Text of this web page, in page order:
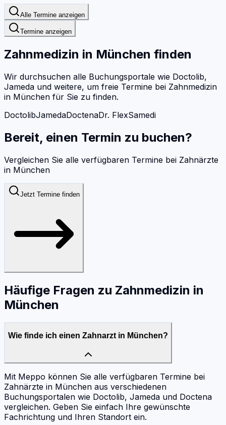
Alle Termine anzeigen
Termine anzeigen
Zahnmedizin in München finden
Wir durchsuchen alle Buchungsportale wie Doctolib,
Jameda und weitere, um freie Termine bei Zahnmedizin
in München für Sie zu finden.
DoctolibJamedaDoctenaDr. FlexSamedi
Bereit, einen Termin zu buchen?
Vergleichen Sie alle verfügbaren Termine bei Zahnärzte
in München
Jetzt Termine finden
Häufige Fragen zu Zahnmedizin in
München
Wie finde ich einen Zahnarzt in München?
Mit Meppo können Sie alle verfügbaren Termine bei
Zahnärzte in München aus verschiedenen
Buchungsportalen wie Doctolib, Jameda und Doctena
vergleichen. Geben Sie einfach Ihre gewünschte
Fachrichtung und Ihren Standort ein.